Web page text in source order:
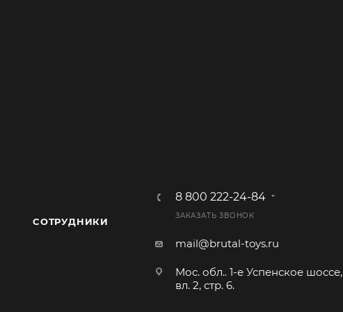
CОТРУДНИКИ
8 800 222-24-84
ЗАКАЗАТЬ ЗВОНОК
mail@brutal-toys.ru
Мос. обл.. 1-е Успенское шоссе,
вл. 2, стр. 6.